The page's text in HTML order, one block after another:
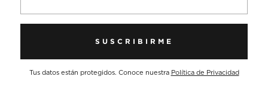
SUSCRIBIRME
Tus datos están protegidos. Conoce nuestra Política de Privacidad